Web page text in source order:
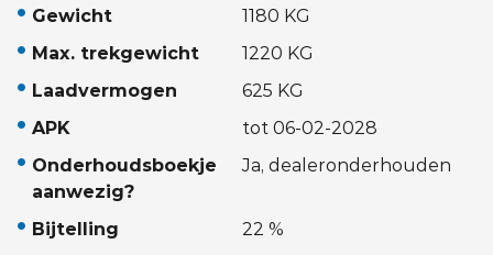
Gewicht
1180 KG
Max. trekgewicht
1220 KG
Laadvermogen
625 KG
APK
tot 06-02-2028
Onderhoudsboekje
aanwezig?
Ja, dealeronderhouden
Bijtelling
22 %